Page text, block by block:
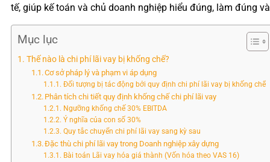
tế, giúp kế toán và chủ doanh nghiệp hiểu đúng, làm đúng
Mục lục
Thế nào là chi phí lãi vay bị khống chế?
Cơ sở pháp lý và phạm vi áp dụng
Đối tượng bị tác động bởi quy định chi phí lãi vay bị khống chế
Phân tích chi tiết quy định khống chế chi phí lãi vay
Ngưỡng khống chế 30% EBITDA
Ý nghĩa của con số 30%
Quy tắc chuyển chi phí lãi vay sang kỳ sau
Đặc thù chi phí lãi vay trong Doanh nghiệp xây dựng
Bài toán Lãi vay hóa giá thành (Vốn hóa theo VAS 16)